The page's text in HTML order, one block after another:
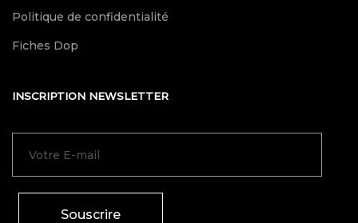
Politique de confidentialité
Fiches Dop
INSCRIPTION NEWSLETTER
Souscrire